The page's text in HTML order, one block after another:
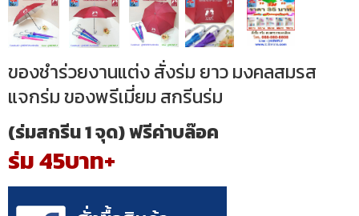
ของชำร่วยงานแต่ง สั่งร่ม ยาว มงคลสมรส
แจกร่ม ของพรีเมี่ยม สกรีนร่ม
(ร่มสกรีน 1 จุด) ฟรีค่าบล๊อค
ร่ม 45บาท+